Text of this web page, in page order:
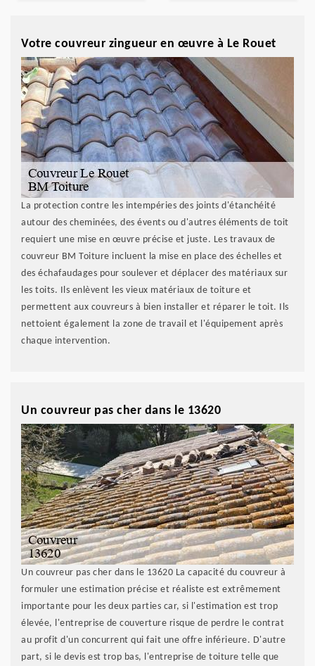
Votre couvreur zingueur en œuvre à Le Rouet
La protection contre les intempéries des joints d'étanchéité
autour des cheminées, des évents ou d'autres éléments de toit
requiert une mise en œuvre précise et juste. Les travaux de
couvreur BM Toiture incluent la mise en place des échelles et
des échafaudages pour soulever et déplacer des matériaux sur
les toits. Ils enlèvent les vieux matériaux de toiture et
permettent aux couvreurs à bien installer et réparer le toit. Ils
nettoient également la zone de travail et l'équipement après
chaque intervention.
Un couvreur pas cher dans le 13620
Un couvreur pas cher dans le 13620 La capacité du couvreur à
formuler une estimation précise et réaliste est extrêmement
importante pour les deux parties car, si l'estimation est trop
élevée, l'entreprise de couverture risque de perdre le contrat
au profit d'un concurrent qui fait une offre inférieure. D'autre
part, si le devis est trop bas, l'entreprise de toiture telle que